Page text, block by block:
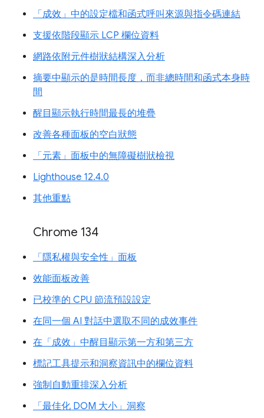
「成效」中的設定檔和函式呼叫來源與指令碼連結
支援依階段顯示 LCP 欄位資料
網路依附元件樹狀結構深入分析
摘要中顯示的是時間長度，而非總時間和函式本身時
間
醒目顯示執行時間最長的堆疊
改善各種面板的空白狀態
「元素」面板中的無障礙樹狀檢視
Lighthouse 12.4.0
其他重點
Chrome 134
「隱私權與安全性」面板
效能面板改善
已校準的 CPU 節流預設設定
在同一個 AI 對話中選取不同的成效事件
在「成效」中醒目顯示第一方和第三方
標記工具提示和洞察資訊中的欄位資料
強制自動重排深入分析
「最佳化 DOM 大小」洞察